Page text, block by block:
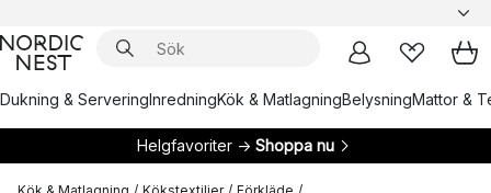
Dukning & ServeringInredningKök & MatlagningBelysningMattor &
Helgfavoriter → Shoppa nu